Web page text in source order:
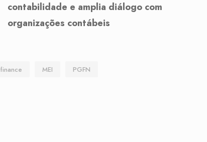
contabilidade e amplia diálogo com
organizações contábeis
finance MEI PGFN